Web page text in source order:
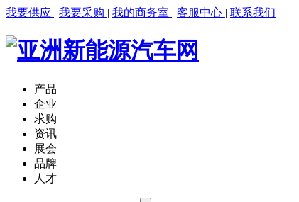
我要供应 | 我要采购 | 我的商务室 | 客服中心 | 联系我们
产品
企业
求购
资讯
展会
品牌
人才